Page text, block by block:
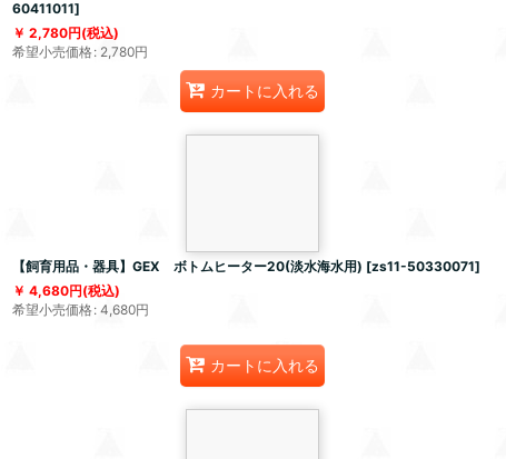
60411011]
2,780円(税込)
希望小売価格: 2,780円
カートに入れる
【飼育用品・器具】GEX ボトムヒーター20(淡水海水用) [zs11-50330071]
4,680円(税込)
希望小売価格: 4,680円
カートに入れる